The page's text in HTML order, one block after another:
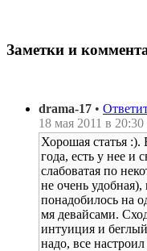
Заметки и
drama-17 •
18 мая 2011 в 20:30
Хорошая статья
года, есть у нее и
слабоватая по
не очень
понадобилось на
мя девайсами.
интуиция и
надо, все